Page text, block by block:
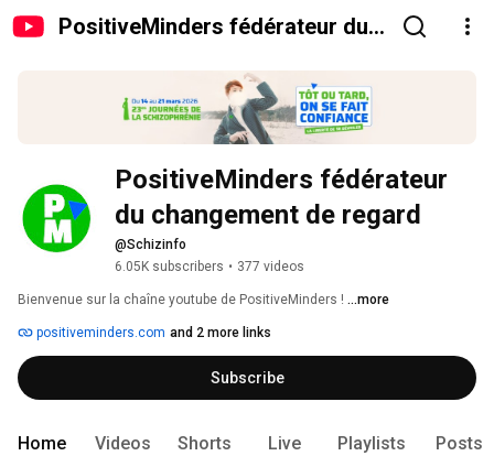
PositiveMinders fédérateur du
PositiveMinders fédérateur
du changement de regard
@Schizinfo
6.05K subscribers • 377 videos
Bienvenue sur la chaîne youtube de PositiveMinders ! ...more
positiveminders.com and 2 more links
Subscribe
Home Videos Shorts Live Playlists Posts